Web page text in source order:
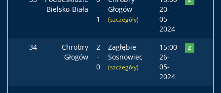
Bielsko-Biała
-
1
Głogów
(szczegóły)
20-
05-
2024
34
Chrobry
Głogów
2
-
0
Zagłębie
Sosnowiec
(szczegóły)
15:00
26-
05-
2024
Z